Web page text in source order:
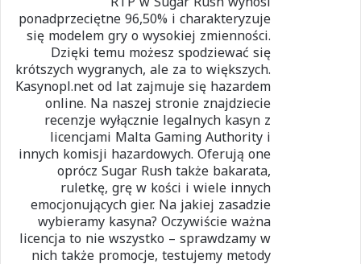
ponadprzeciętne 96,50% i charakteryzuje
się modelem gry o wysokiej zmienności.
Dzięki temu możesz spodziewać się
krótszych wygranych, ale za to większych.
Kasynopl.net od lat zajmuje się hazardem
online. Na naszej stronie znajdziecie
recenzje wyłącznie legalnych kasyn z
licencjami Malta Gaming Authority i
innych komisji hazardowych. Oferują one
oprócz Sugar Rush także bakarata,
ruletkę, grę w kości i wiele innych
emocjonujących gier. Na jakiej zasadzie
wybieramy kasyna? Oczywiście ważna
licencja to nie wszystko – sprawdzamy w
nich także promocje, testujemy metody